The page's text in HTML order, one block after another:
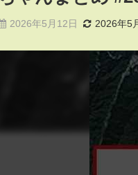
2026年5月12日 2026年5